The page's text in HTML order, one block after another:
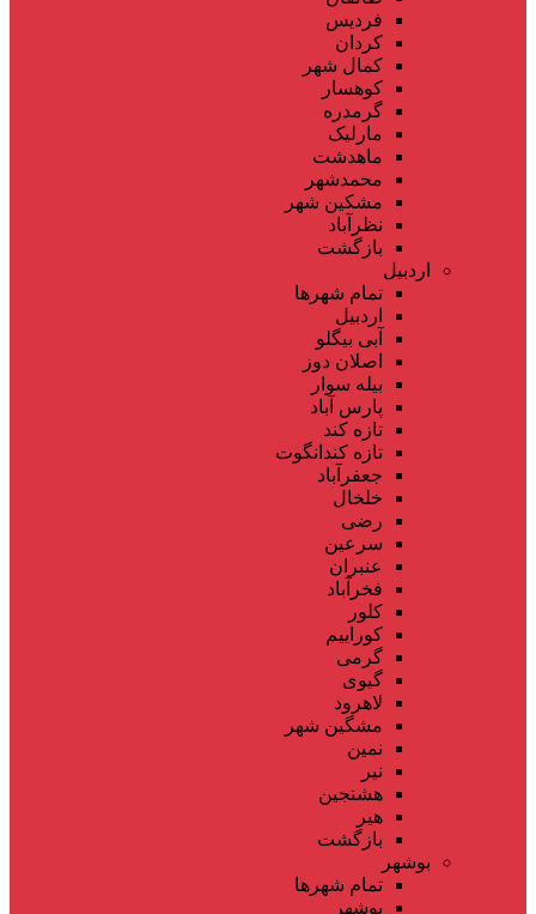
فردیس
کردان
کمال شهر
کوهسار
گرمدره
مارلیک
ماهدشت
محمدشهر
مشکین شهر
نظرآباد
بازگشت
اردبیل
تمام شهر‌ها
اردبیل
آبی بیگلو
اصلان دوز
بیله سوار
پارس آباد
تازه کند
تازه کندانگوت
جعفرآباد
خلخال
رضی
سرعین
عنبران
فخرآباد
کلور
کوراییم
گرمی
گیوی
لاهرود
مشگین شهر
نمین
نیر
هشتجین
هیر
بازگشت
بوشهر
تمام شهر‌ها
بوشهر